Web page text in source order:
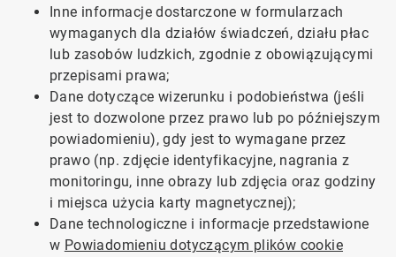
Inne informacje dostarczone w formularzach
wymaganych dla działów świadczeń, działu płac
lub zasobów ludzkich, zgodnie z obowiązującymi
przepisami prawa;
Dane dotyczące wizerunku i podobieństwa (jeśli
jest to dozwolone przez prawo lub po późniejszym
powiadomieniu), gdy jest to wymagane przez
prawo (np. zdjęcie identyfikacyjne, nagrania z
monitoringu, inne obrazy lub zdjęcia oraz godziny
i miejsca użycia karty magnetycznej);
Dane technologiczne i informacje przedstawione
w Powiadomieniu dotyczącym plików cookie